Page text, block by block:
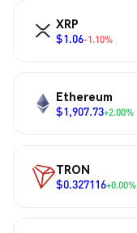
XRP
$1.06-1.10%
Ethereum
$1,907.73+2.00%
TRON
$0.327116+0.00%